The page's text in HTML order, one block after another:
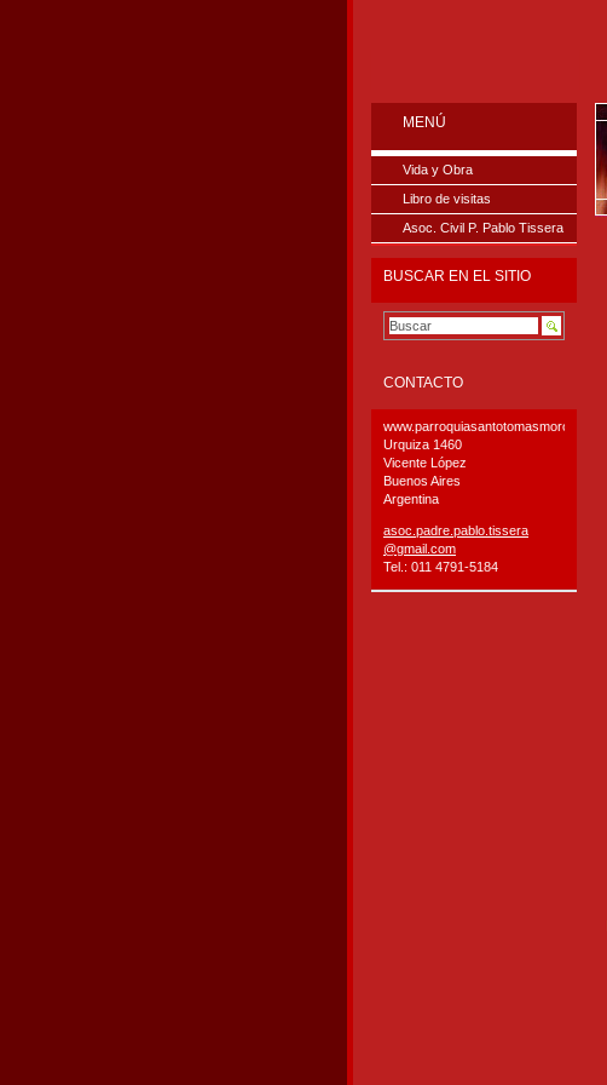
MENÚ
Vida y Obra
Libro de visitas
Asoc. Civil P. Pablo Tissera
BUSCAR EN EL SITIO
CONTACTO
www.parroquiasantotomasmoro.com
Urquiza 1460
Vicente López
Buenos Aires
Argentina
asoc.padre.pablo .tissera
@gmail.com
Tel.: 011 4791-5184